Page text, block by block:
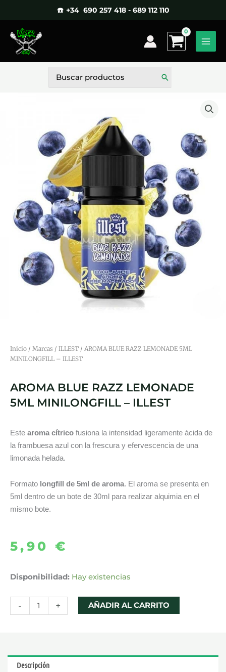
contenido
☎️ +34 690 257 418 - 689 112 110
por:
Inicio / Marcas / ILLEST / AROMA BLUE RAZZ LEMONADE 5ML
MINILONGFILL – ILLEST
AROMA BLUE RAZZ LEMONADE
5ML MINILONGFILL – ILLEST
Este aroma cítrico fusiona la intensidad ligeramente ácida de
la frambuesa azul con la frescura y efervescencia de una
limonada helada.
Formato longfill de 5ml de aroma. El aroma se presenta en
5ml dentro de un bote de 30ml para realizar alquimia en el
mismo bote.
5,90 €
Disponibilidad: Hay existencias
-
AROMA
RAZZ
LEMONADE
–
+ AÑADIR AL CARRITO
Descripción